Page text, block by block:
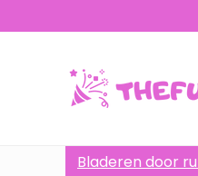
Bladeren door